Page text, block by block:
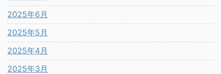
2025年6月
2025年5月
2025年4月
2025年3月